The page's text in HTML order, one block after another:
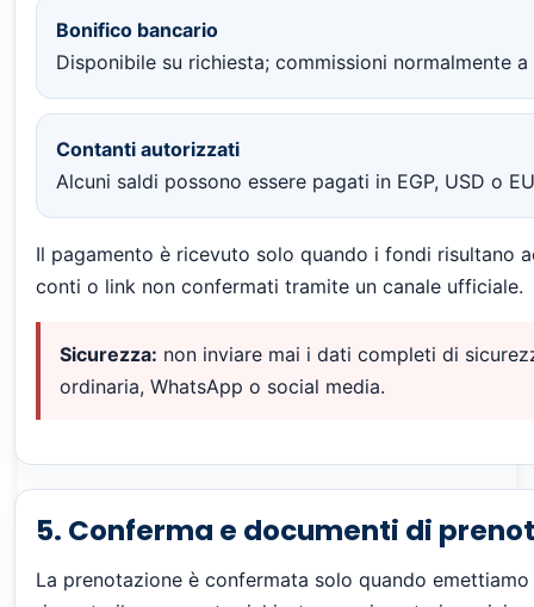
Bonifico bancario
Disponibile su richiesta; commissioni normalmente
Contanti autorizzati
Alcuni saldi possono essere pagati in EGP, USD o
Il pagamento è ricevuto solo quando i fondi risultano
conti o link non confermati tramite un canale ufficiale.
Sicurezza: non inviare mai i dati completi di
ordinaria, WhatsApp o social media.
5. Conferma e documenti di
La prenotazione è confermata solo quando